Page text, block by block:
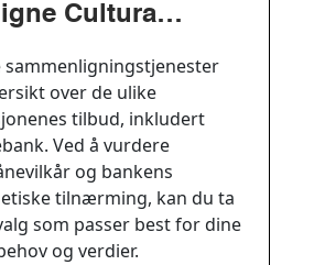
Cultura
sammenligningstjenester
over de ulike
tilbud, inkludert
Ved å vurdere
og bankens
tilnærming, kan du ta
som passer best for dine
og verdier.